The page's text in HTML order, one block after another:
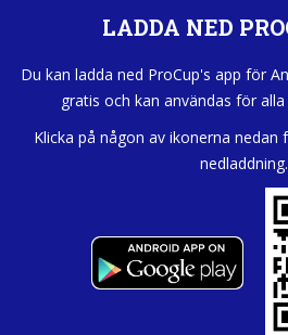
LADDA NED
Du kan ladda ned ProCup's app för
gratis och kan användas för
Klicka på någon av ikonerna
nedladdning.